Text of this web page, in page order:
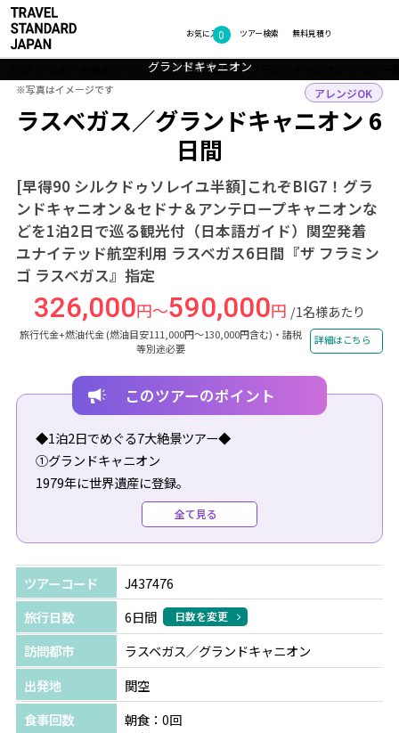
お気に入り
0 無料見積り
ツアー検索
アメリカ ラスベガス・グランドキャニオン
ラスベガス／グランドキャニオン 6
日間
[早得90 シルクドゥソレイユ半額]これぞBIG7！グラ
ンドキャニオン＆セドナ＆アンテロープキャニオンな
どを1泊2日で巡る観光付（日本語ガイド）関空発着
ユナイテッド航空利用 ラスベガス6日間『ザ フラミン
ゴ ラスベガス』指定
アレンジOK
326,000円～590,000円 /1名様あたり
旅行代金+燃油代金 (燃油目安111,000円～130,000円含む)・諸税
等別途必要
詳細はこちら
ホースシューベンド
レイクパウエル
セドナ
グランドキャニオン
アンテロープキャニオン（イメージ）
フォトギャラリー
※写真はイメージです
※写真はイメージです
このツアーのポイント
◆1泊2日でめぐる7大絶景ツアー◆
①グランドキャニオン
1979年に世界遺産に登録。
世界の国立公園の中でも圧倒的なスケールと自然の雄大さ
を感じることができます。
②セドナ
ネイティブアメリカンの聖地で、パワースポットとして人
気のセドナ。
カテドラルロックやベルロック、チャペルオブホリークロ
ス、エアポートメサなどを観光します。
※冬季時間は夕日鑑賞有
③アンテロープキャニオン
全て見る
ツアーコード
J437476
旅行日数
6日間 日数を変更
訪問都市
ラスベガス／グランドキャニオン
出発地
関空
食事回数
朝食：0回